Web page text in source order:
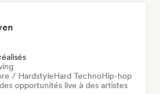
/ HardstyleHard TechnoHip-hop
opportunités live à des artistes